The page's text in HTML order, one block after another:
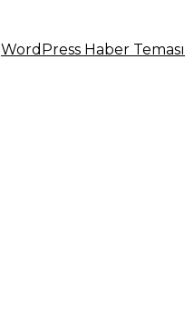
WordPress Haber Teması